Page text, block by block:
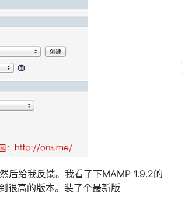
后给我反馈。我看了下MAMP 1.9.2的
很高的版本。装了个最新版